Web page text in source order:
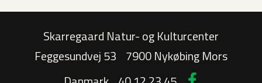
Skarregaard Natur- og Kulturcenter
Feggesundvej 53 7900 Nykøbing Mors